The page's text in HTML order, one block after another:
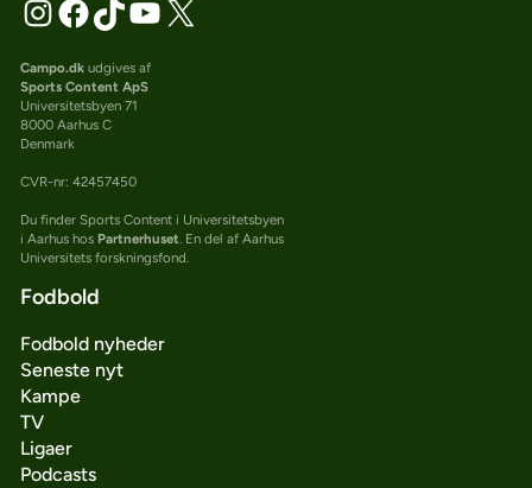
Campo.dkudgives af
Sports Content ApS
Universitetsbyen 71
8000 Aarhus C
Denmark
CVR-nr: 42457450
Du finder Sports Content i Universitetsbyen
i Aarhus hos Partnerhuset. En del af Aarhus
Universitets forskningsfond.
Fodbold
Fodbold nyheder
Seneste nyt
Kampe
TV
Ligaer
Podcasts